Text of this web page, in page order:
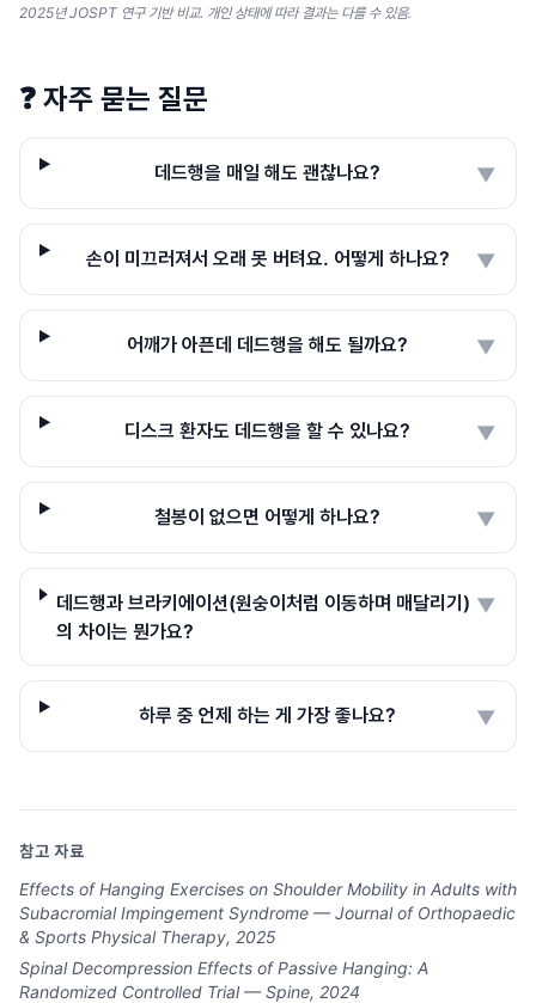
2025년 JOSPT 연구 기반 비교. 개인 상태에 따라 결과는 다를 수 있음.
❓ 자주 묻는 질문
데드행을 매일 해도 괜찮나요? ▼
손이 미끄러져서 오래 못 버텨요. 어떻게 하나요? ▼
어깨가 아픈데 데드행을 해도 될까요? ▼
디스크 환자도 데드행을 할 수 있나요? ▼
철봉이 없으면 어떻게 하나요? ▼
데드행과 브라키에이션(원숭이처럼 이동하며 매달리기)
의 차이는 뭔가요?
▼
하루 중 언제 하는 게 가장 좋나요? ▼
참고 자료
Effects of Hanging Exercises on Shoulder Mobility in Adults with
Subacromial Impingement Syndrome — Journal of Orthopaedic
& Sports Physical Therapy, 2025
Spinal Decompression Effects of Passive Hanging: A
Randomized Controlled Trial — Spine, 2024